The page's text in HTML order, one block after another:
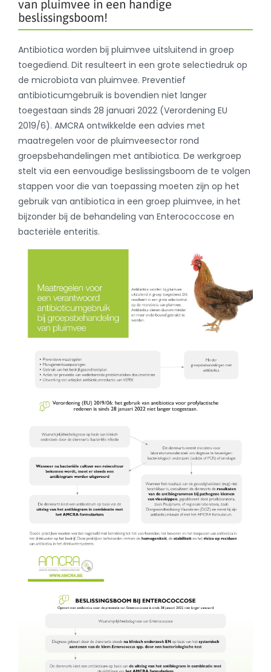
van pluimvee in een handige
beslissingsboom!
Antibiotica worden bij pluimvee uitsluitend in groep
toegediend. Dit resulteert in een grote selectiedruk op
de microbiota van pluimvee. Preventief
antibioticumgebruik is bovendien niet langer
toegestaan sinds 28 januari 2022 (Verordening EU
2019/6). AMCRA ontwikkelde een advies met
maatregelen voor de pluimveesector rond
groepsbehandelingen met antibiotica. De werkgroep
stelt via een eenvoudige beslissingsboom de te volgen
stappen voor die van toepassing moeten zijn op het
gebruik van antibiotica in een groep pluimvee, in het
bijzonder bij de behandeling van Enterococcose en
bacteriële enteritis.